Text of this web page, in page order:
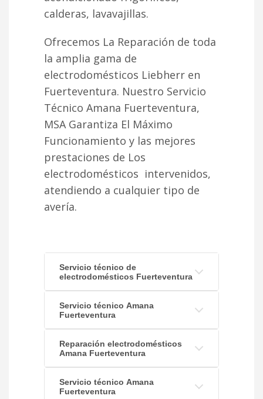
calderas, lavavajillas.
Ofrecemos La Reparación de toda
la amplia gama de
electrodomésticos Liebherr en
Fuerteventura. Nuestro Servicio
Técnico Amana Fuerteventura,
MSA Garantiza El Máximo
Funcionamiento y las mejores
prestaciones de Los
electrodomésticos intervenidos,
atendiendo a cualquier tipo de
avería.
Servicio técnico de
electrodomésticos Fuerteventura
Servicio técnico Amana
Fuerteventura
Reparación electrodomésticos
Amana Fuerteventura
Servicio técnico Amana
Fuerteventura